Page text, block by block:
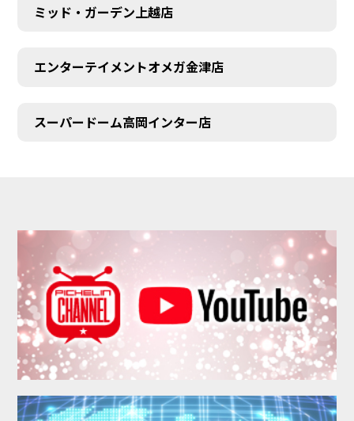
ミッド・ガーデン上越店
エンターテイメントオメガ金津店
スーパードーム高岡インター店